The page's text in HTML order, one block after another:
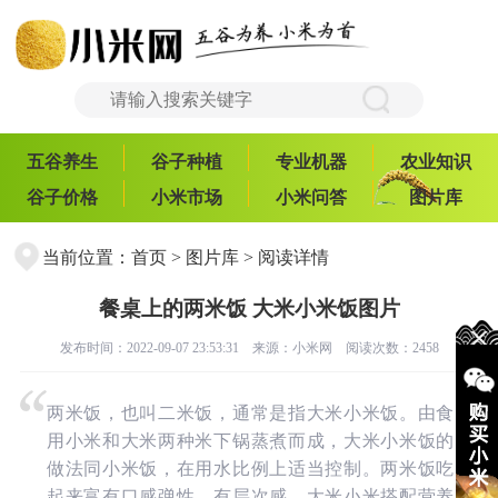
五谷养生 谷子种植 专业机器
农业知识
谷子价格
小米市场 小米问答 图片库
当前位置： 首页> 图片库> 阅读详情
餐桌上的两米饭 大米小米饭图片
发布时间：2022-09-07 23:53:31 来源： 小米网 阅读次数：2458
两米饭，也叫二米饭，通常是指大米小米饭。由食
用小米和大米两种米下锅蒸煮而成，大米小米饭的
做法同小米饭，在用水比例上适当控制。两米饭吃